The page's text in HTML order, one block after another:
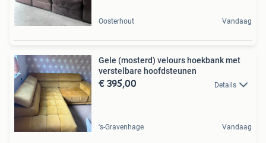
Oosterhout Vandaag
Gele (mosterd) velours hoekbank met
verstelbare hoofdsteunen
€ 395,00 Details
's-Gravenhage Vandaag